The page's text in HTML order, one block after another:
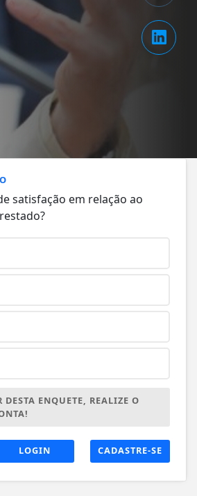
satisfação em relação ao
DESTA ENQUETE, REALIZE O
LOGIN CADASTRE-SE